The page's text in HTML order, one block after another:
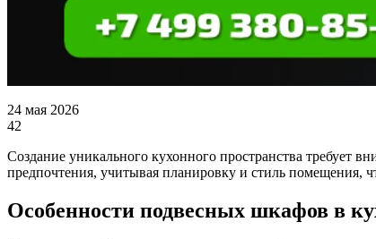
24 мая 2026
42
Создание уникального кухонного пространства требует
предпочтения, учитывая планировку и стиль помещения,
Особенности подвесных шкафов в